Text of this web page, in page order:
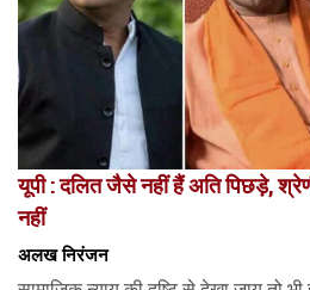
यूपी : दलित जैसे नहीं हैं अति पिछड़े,
नहीं
अलख निरंजन